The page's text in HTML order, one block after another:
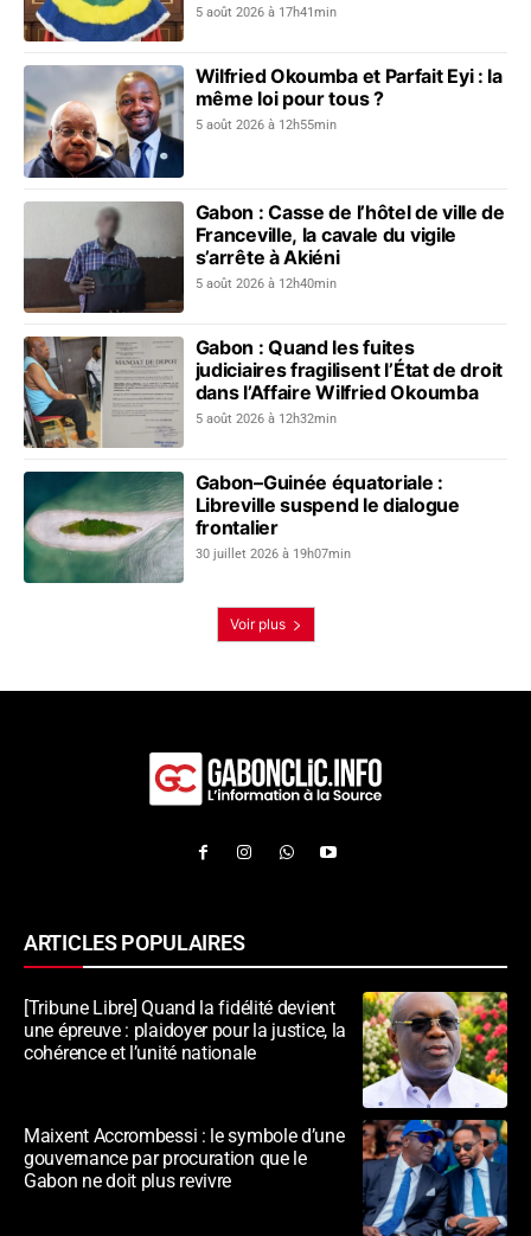
5 août 2026 à 17h41min
Wilfried Okoumba et Parfait Eyi : la
même loi pour tous ?
5 août 2026 à 12h55min
Gabon : Casse de l’hôtel de ville de
Franceville, la cavale du vigile
s’arrête à Akiéni
5 août 2026 à 12h40min
Gabon : Quand les fuites
judiciaires fragilisent l’État de droit
dans l’Affaire Wilfried Okoumba
5 août 2026 à 12h32min
Gabon–Guinée équatoriale :
Libreville suspend le dialogue
frontalier
30 juillet 2026 à 19h07min
Voir plus
ARTICLES POPULAIRES
[Tribune Libre] Quand la fidélité devient
une épreuve : plaidoyer pour la justice, la
cohérence et l’unité nationale
Maixent Accrombessi : le symbole d’une
gouvernance par procuration que le
Gabon ne doit plus revivre